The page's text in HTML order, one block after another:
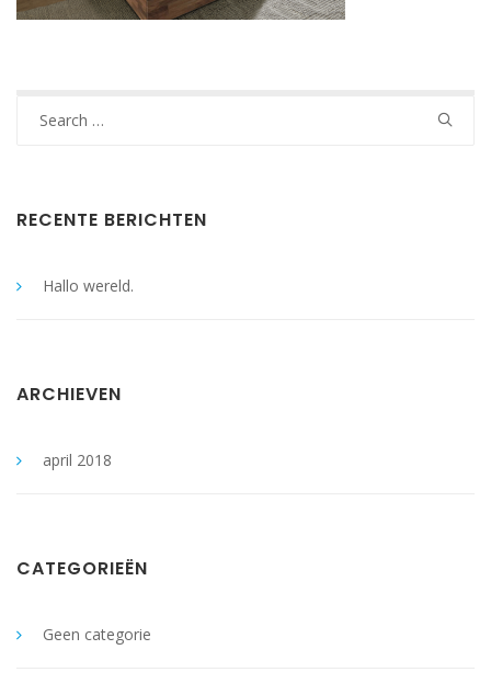
RECENTE BERICHTEN
Hallo wereld.
ARCHIEVEN
april 2018
CATEGORIEËN
Geen categorie